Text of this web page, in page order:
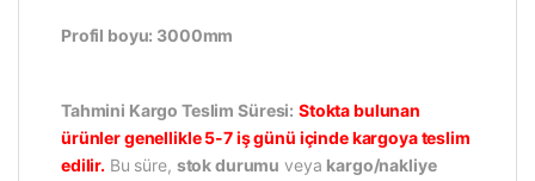
Profil boyu: 3000mm
Tahmini Kargo Teslim Süresi: Stokta bulunan
ürünler genellikle 5-7 iş günü içinde kargoya teslim
edilir. Bu süre, stok durumu veya kargo/nakliye